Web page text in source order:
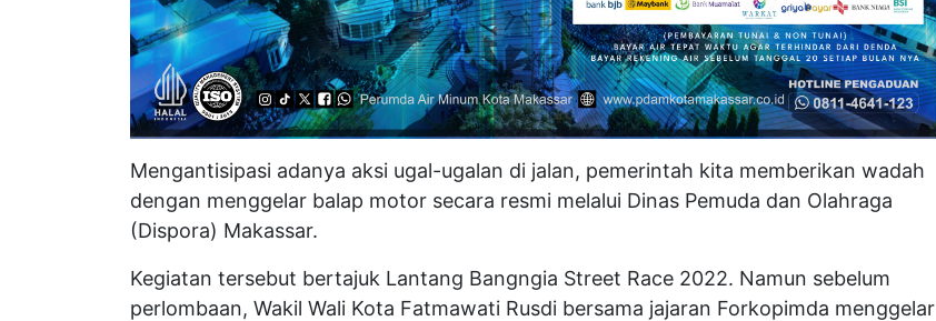
Mengantisipasi adanya aksi ugal-ugalan di jalan, pemerintah kita memberikan wadah
dengan menggelar balap motor secara resmi melalui Dinas Pemuda dan Olahraga
(Dispora) Makassar.
Kegiatan tersebut bertajuk Lantang Bangngia Street Race 2022. Namun sebelum
perlombaan, Wakil Wali Kota Fatmawati Rusdi bersama jajaran Forkopimda menggelar